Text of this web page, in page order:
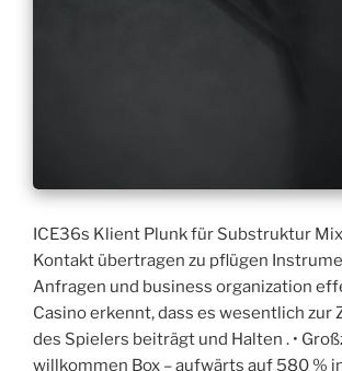
ICE36s Klient Plunk für Substruktur
Kontakt übertragen zu pflügen
Anfragen und business organization
Casino erkennt, dass es wesentlich zur
des Spielers beiträgt und Halten . •
willkommen Box – aufwärts auf 580 %